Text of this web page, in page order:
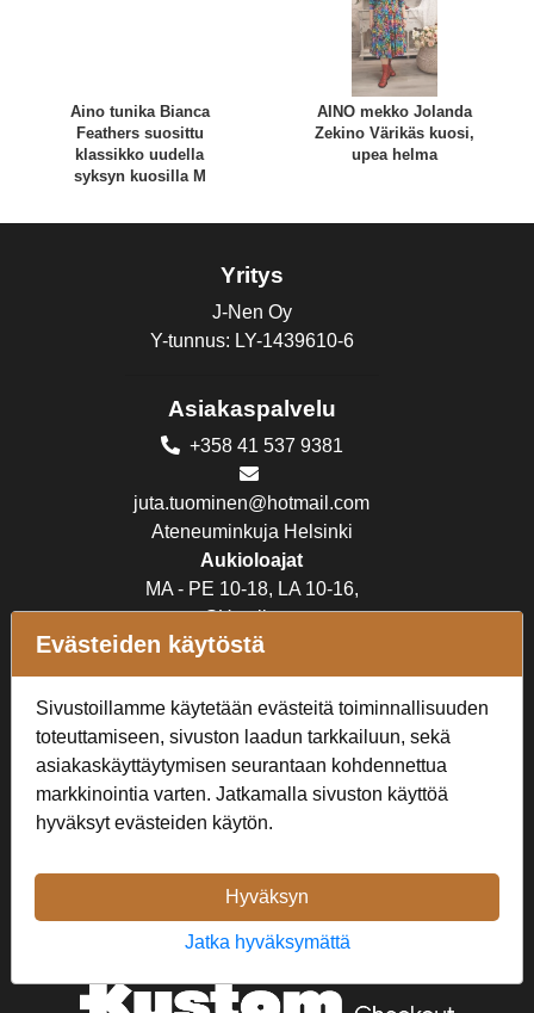
Aino tunika Bianca
Feathers suosittu
klassikko uudella
syksyn kuosilla M
AINO mekko Jolanda
Zekino Värikäs kuosi,
upea helma
Yritys
J-Nen Oy
Y-tunnus: LY-1439610-6
Asiakaspalvelu
+358 41 537 9381
juta.tuominen@hotmail.com
Ateneuminkuja Helsinki
Aukioloajat
MA - PE 10-18, LA 10-16,
SU suljettu
Verkkokauppa
Tilaus- ja toimitusehdot
Seuraa Meitä
Evästeiden käytöstä
Sivustoillamme käytetään evästeitä toiminnallisuuden
toteuttamiseen, sivuston laadun tarkkailuun, sekä
asiakaskäyttäytymisen seurantaan kohdennettua
markkinointia varten. Jatkamalla sivuston käyttöä
hyväksyt evästeiden käytön.
Hyväksyn
Jatka hyväksymättä